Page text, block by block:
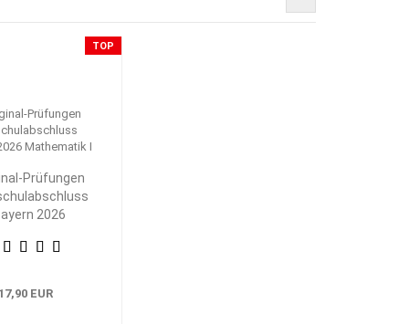
TOP
Prüfungen
2026
EUR